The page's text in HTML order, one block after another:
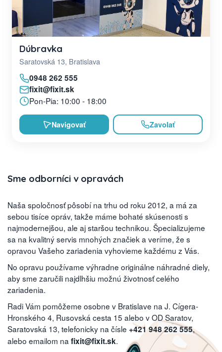
Dúbravka
Saratovská 13, Bratislava
0948 262 555
fixit@fixit.sk
Pon-Pia: 10:00 - 18:00
Navigovať Zavolať
Sme odborníci v opravách
Naša spoločnosť pôsobí na trhu od roku 2012, a má za
sebou tisíce opráv, takže máme bohaté skúsenosti s
najmodernejšou, ale aj staršou technikou. Špecializujeme
sa na kvalitný servis mnohých značiek a veríme, že s
opravou Vašeho zariadenia vyhovieme každému z Vás.
No opravu používame výhradne originálne náhradné diely,
aby sme zaručili najdlhšiu možnú životnosť celého
zariadenia.
Radi Vám pomôžeme osobne v Bratislave na J. Cígera-
Hronského 4, Rusovská cesta 15 alebo v OD Saratov,
Saratovská 13, telefonicky na čísle +421 948 262 555,
alebo emailom na fixit@fixit.sk.